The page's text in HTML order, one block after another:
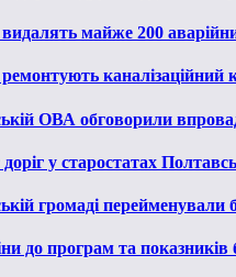
майже 200
каналізаційний
ОВА обговорили
у старостатах
громаді перейменували
до програм та показників